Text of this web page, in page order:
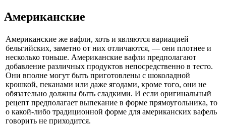
Американские
Американские же вафли, хоть и являются вариацией
бельгийских, заметно от них отличаются, — они плотнее и
несколько тоньше. Американские вафли предполагают
добавление различных продуктов непосредственно в тесто.
Они вполне могут быть приготовлены с шоколадной
крошкой, пеканами или даже ягодами, кроме того, они не
обязательно должны быть сладкими. И если оригинальный
рецепт предполагает выпекание в форме прямоугольника, то
о какой-либо традиционной форме для американских вафель
говорить не приходится.